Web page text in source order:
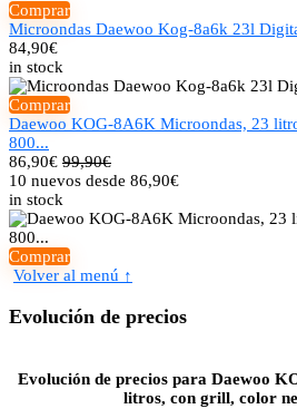
Comprar
Microondas Daewoo Kog-8a6k 23l
84,90€
in stock
Comprar
Daewoo KOG-8A6K Microondas, 23
800...
86,90€ 99,90€
10 nuevos desde 86,90€
in stock
Comprar
Volver al menú ↑
Evolución de precios
Evolución de precios para Daewoo
litros, con grill, color